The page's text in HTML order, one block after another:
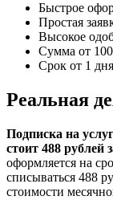
Быстрое
Простая
Высокое
Сумма от
Срок от 1
Реальная
Подписка на
стоит 488 рублей
оформляется на
списываться 488
стоимости